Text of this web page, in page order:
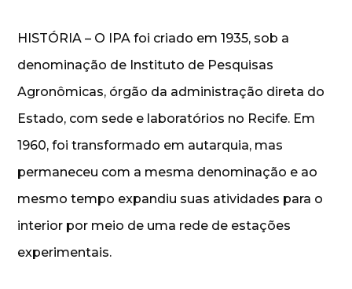
HISTÓRIA – O IPA foi criado em 1935, sob a
denominação de Instituto de Pesquisas
Agronômicas, órgão da administração direta do
Estado, com sede e laboratórios no Recife. Em
1960, foi transformado em autarquia, mas
permaneceu com a mesma denominação e ao
mesmo tempo expandiu suas atividades para o
interior por meio de uma rede de estações
experimentais.